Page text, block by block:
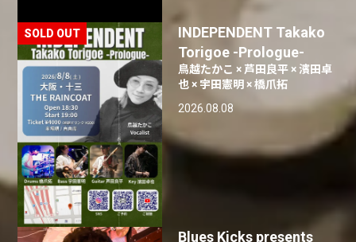
INDEPENDENT Takako
Torigoe -Prologue-
鳥越たかこ × 芦田良平 × 濱田卓
也 × 宇田憲明 × 橋爪拓
2026.08.08
Blues Kicks presents